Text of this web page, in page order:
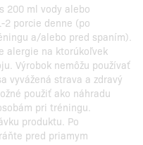
200 ml vody alebo
2 porcie denne (po
a/alebo pred spaním).
alergie na ktorúkoľvek
Výrobok nemôžu používať
vyvážená strava a zdravý
použiť ako náhradu
pri tréningu.
produktu. Po
pred priamym